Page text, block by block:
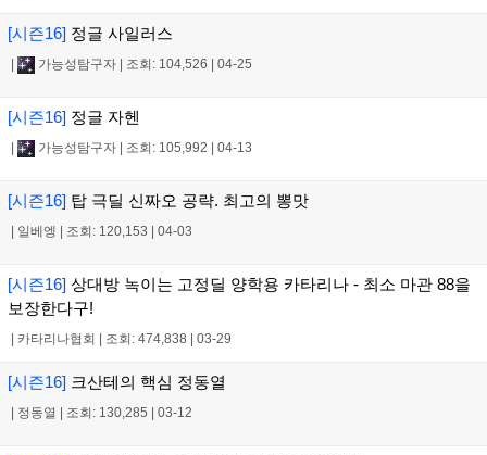
[시즌16] 정글 사일러스
가능성탐구자 조회: 104,526 04-25
[시즌16] 정글 자헨
가능성탐구자 조회: 105,992 04-13
[시즌16] 탑 극딜 신짜오 공략. 최고의 뽕맛
일베엥 조회: 120,153 04-03
[시즌16] 상대방 녹이는 고정딜 양학용 카타리나 - 최소 마관 88을
보장한다구!
카타리나협회 조회: 474,838 03-29
[시즌16] 크산테의 핵심 정동열
정동열 조회: 130,285 03-12